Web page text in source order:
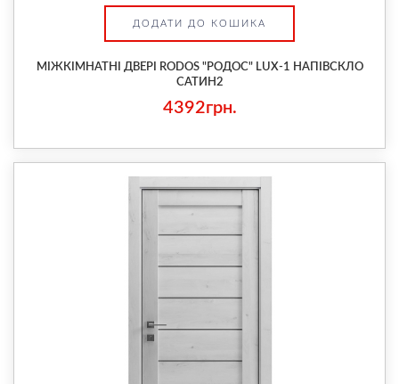
ДОДАТИ ДО КОШИКА
МІЖКІМНАТНІ ДВЕРІ RODOS "РОДОС" LUX-1 НАПІВСКЛО
САТИН2
4392грн.